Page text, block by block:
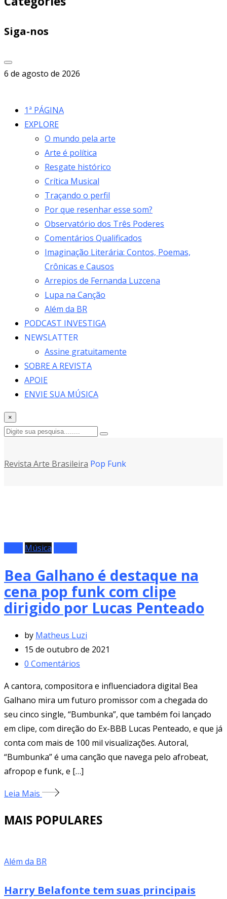
Siga-nos
6 de agosto de 2026
1ª PÁGINA
EXPLORE
O mundo pela arte
Arte é política
Resgate histórico
Crítica Musical
Traçando o perfil
Por que resenhar esse som?
Observatório dos Três Poderes
Comentários Qualificados
Imaginação Literária: Contos, Poemas,
Crônicas e Causos
Arrepios de Fernanda Luzcena
Lupa na Canção
Além da BR
PODCAST INVESTIGA
NEWSLATTER
Assine gratuitamente
SOBRE A REVISTA
APOIE
ENVIE SUA MÚSICA
×
Revista Arte Brasileira Pop Funk
Música
Bea Galhano é destaque na
cena pop funk com clipe
dirigido por Lucas Penteado
by Matheus Luzi
15 de outubro de 2021
0 Comentários
A cantora, compositora e influenciadora digital Bea
Galhano mira um futuro promissor com a chegada do
seu cinco single, “Bumbunka”, que também foi lançado
em clipe, com direção do Ex-BBB Lucas Penteado, e que já
conta com mais de 100 mil visualizações. Autoral,
“Bumbunka” é uma canção que navega pelo afrobeat,
afropop e funk, e […]
Leia Mais
MAIS POPULARES
Além da BR
Harry Belafonte tem suas principais